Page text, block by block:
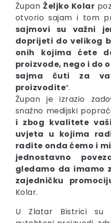
ŽupanŽeljko Kolar
otvorio sajam i tom
sajmovi su važni
doprijeti do velikog
onih kojima ćete
proizvode, nego i do
sajma čuti za
proizvodite“.
Župan je izrazio
snažno medijski
i zbog kvalitete
uvjeta u kojima
radite onda ćemo i
jednostavno
gledamo da imamo
zajedničku
Kolar.
U Zlatar Bistrici su